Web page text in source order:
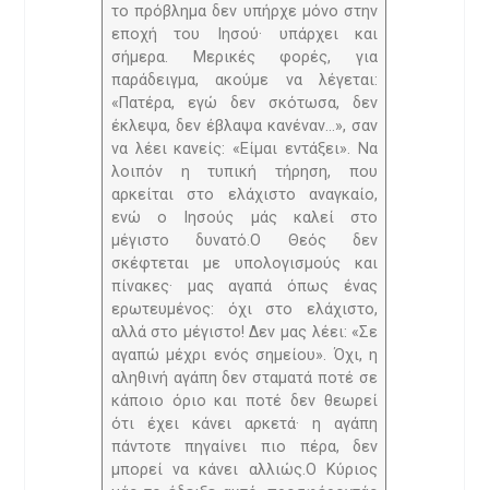
το πρόβλημα δεν υπήρχε μόνο στην
εποχή του Ιησού· υπάρχει και
σήμερα. Μερικές φορές, για
παράδειγμα, ακούμε να λέγεται:
«Πατέρα, εγώ δεν σκότωσα, δεν
έκλεψα, δεν έβλαψα κανέναν…», σαν
να λέει κανείς: «Είμαι εντάξει». Να
λοιπόν η τυπική τήρηση, που
αρκείται στο ελάχιστο αναγκαίο,
ενώ ο Ιησούς μάς καλεί στο
μέγιστο δυνατό.Ο Θεός δεν
σκέφτεται με υπολογισμούς και
πίνακες· μας αγαπά όπως ένας
ερωτευμένος: όχι στο ελάχιστο,
αλλά στο μέγιστο! Δεν μας λέει: «Σε
αγαπώ μέχρι ενός σημείου». Όχι, η
αληθινή αγάπη δεν σταματά ποτέ σε
κάποιο όριο και ποτέ δεν θεωρεί
ότι έχει κάνει αρκετά· η αγάπη
πάντοτε πηγαίνει πιο πέρα, δεν
μπορεί να κάνει αλλιώς.Ο Κύριος